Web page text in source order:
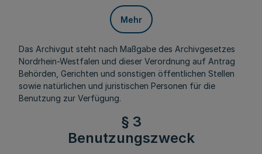
Mehr
Das Archivgut steht nach Maßgabe des Archivgesetzes
Nordrhein-Westfalen und dieser Verordnung auf Antrag
Behörden, Gerichten und sonstigen öffentlichen Stellen
sowie natürlichen und juristischen Personen für die
Benutzung zur Verfügung.
§ 3
Benutzungszweck